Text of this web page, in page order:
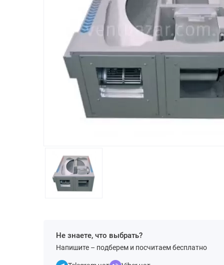
Не знаете, что выбрать?
Напишите – подберем и посчитаем бесплатно